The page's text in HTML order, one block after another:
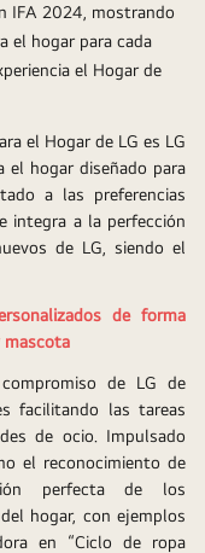
IFA 2024, mostrando
el hogar para cada
el Hogar de
el Hogar de LG es LG
el hogar diseñado para
a las preferencias
integra a la perfección
de LG, siendo el
de forma
mascota
de LG de
facilitando las tareas
de ocio. Impulsado
el reconocimiento de
perfecta de los
hogar, con ejemplos
en “Ciclo de ropa